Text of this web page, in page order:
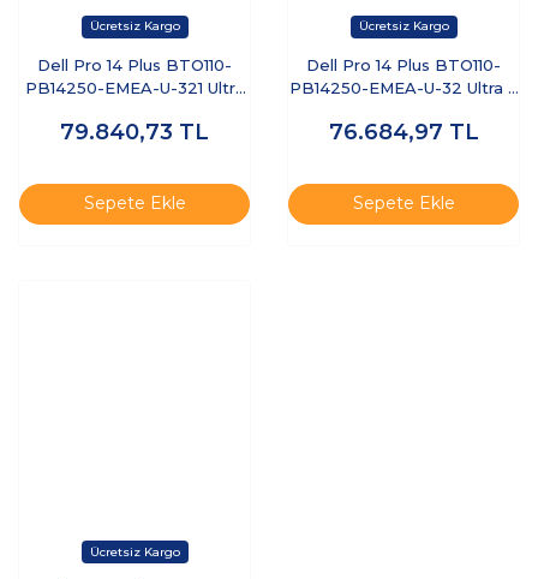
Dell Pro 14 Plus BTO110-
PB14250-EMEA-U-321 Ultra
Free Dos Dizüstü Bilgisayar
79.840,73 TL
Sepete Ekle
Dell Pro 14 Plus BTO110-
PB14250-EMEA-U-32 Ultra 7
Ubuntu Dizüstü Bilgisayar
76.684,97 TL
Sepete Ekle